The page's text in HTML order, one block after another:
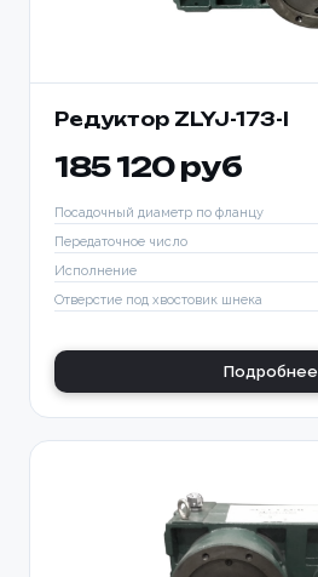
Редуктор ZLYJ-173-I
185 120 руб
Посадочный диаметр по фланцу
Передаточное число
Исполнение
Отверстие под хвостовик шнека
Подробнее